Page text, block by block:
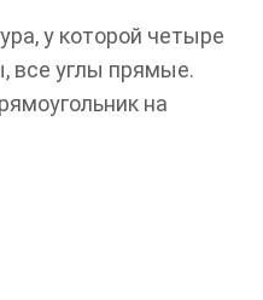
у которой четыре
все углы прямые.
на